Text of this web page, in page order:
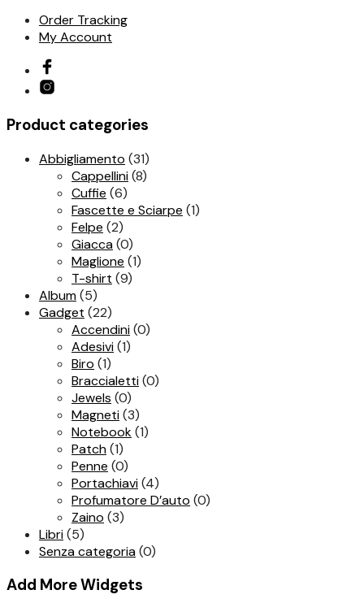
Order Tracking
My Account
Product categories
Abbigliamento (31)
Cappellini(8)
Cuffie (6)
Fascette e Sciarpe (1)
Felpe (2)
Giacca(0)
Maglione (1)
T-shirt (9)
Album(5)
Gadget (22)
Accendini(0)
Adesivi(1)
Biro (1)
Braccialetti(0)
Jewels (0)
Magneti(3)
Notebook(1)
Patch(1)
Penne (0)
Portachiavi(4)
Profumatore D’auto (0)
Zaino (3)
Libri(5)
Senza categoria(0)
Add More Widgets